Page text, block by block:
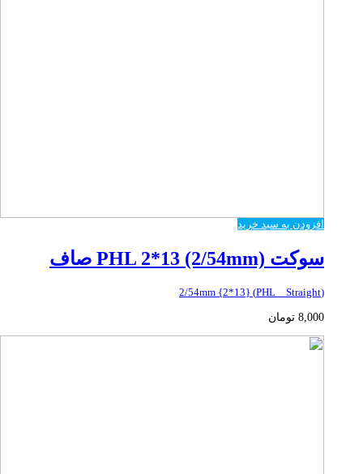
افزودن به سبد خرید
سوکت PHL 2*13 (2/54mm) صاف
(PHL _ Straight) {2*13} 2/54mm
8,000 تومان